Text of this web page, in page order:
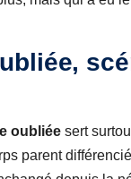
oubliée sert
parent